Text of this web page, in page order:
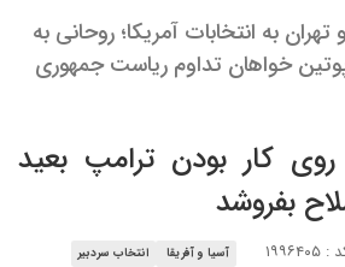
به انتخابات آمریکا؛ روحانی به
پوتین خواهان تداوم ریاست جمهوری
کار بودن ترامپ بعید
بفروشد
آسیا و آفریقا انتخاب سردبیر